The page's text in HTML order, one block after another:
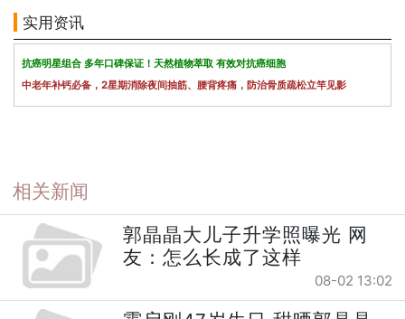
实用资讯
抗癌明星组合 多年口碑保证！天然植物萃取 有效对抗癌细胞
中老年补钙必备，2星期消除夜间抽筋、腰背疼痛，防治骨质疏松立竿见影
相关新闻
郭晶晶大儿子升学照曝光 网
友：怎么长成了这样
08-02 13:02